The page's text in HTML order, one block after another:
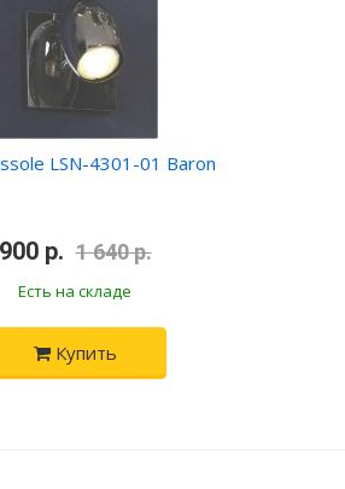
LSN-4301-01 Baron
900 р. 1 640 р.
Есть на складе
Купить